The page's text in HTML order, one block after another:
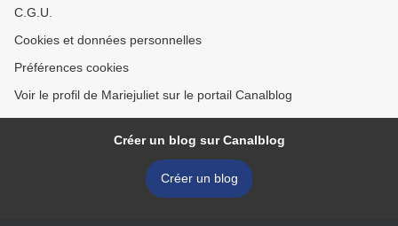
C.G.U.
Cookies et données personnelles
Préférences cookies
Voir le profil de Mariejuliet sur le portail Canalblog
Créer un blog sur Canalblog
Créer un blog